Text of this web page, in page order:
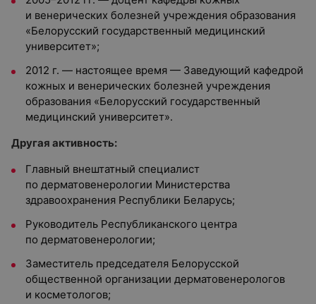
и венерических болезней учреждения образования
«Белорусский государственный медицинский
университет»;
2012 г. — настоящее время — Заведующий кафедрой
кожных и венерических болезней учреждения
образования «Белорусский государственный
медицинский университет».
Другая активность:
Главный внештатный специалист
по дерматовенерологии Министерства
здравоохранения Республики Беларусь;
Руководитель Республиканского центра
по дерматовенерологии;
Заместитель председателя Белорусской
общественной организации дерматовенерологов
и косметологов;